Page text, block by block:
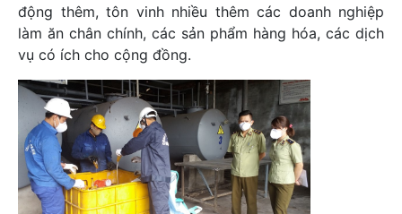
động thêm, tôn vinh nhiều thêm các doanh nghiệp
làm ăn chân chính, các sản phẩm hàng hóa, các dịch
vụ có ích cho cộng đồng.